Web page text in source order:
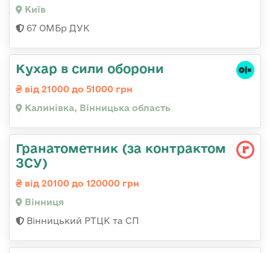
Київ
67 ОМБр ДУК
Кухар в сили оборони
від 21000 до 51000 грн
Калинівка, Вінницька область
Гранатометник (за контрактом
ЗСУ)
від 20100 до 120000 грн
Вінниця
Вінницький РТЦК та СП